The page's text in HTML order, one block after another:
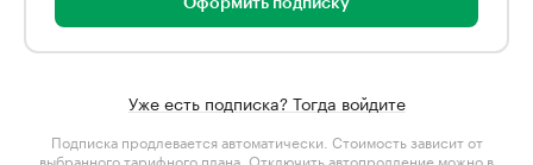
Оформить подписку
Уже есть подписка? Тогда войдите
Подписка продлевается автоматически. Стоимость зависит от
выбранного тарифного плана . Отключить автопродление можно в